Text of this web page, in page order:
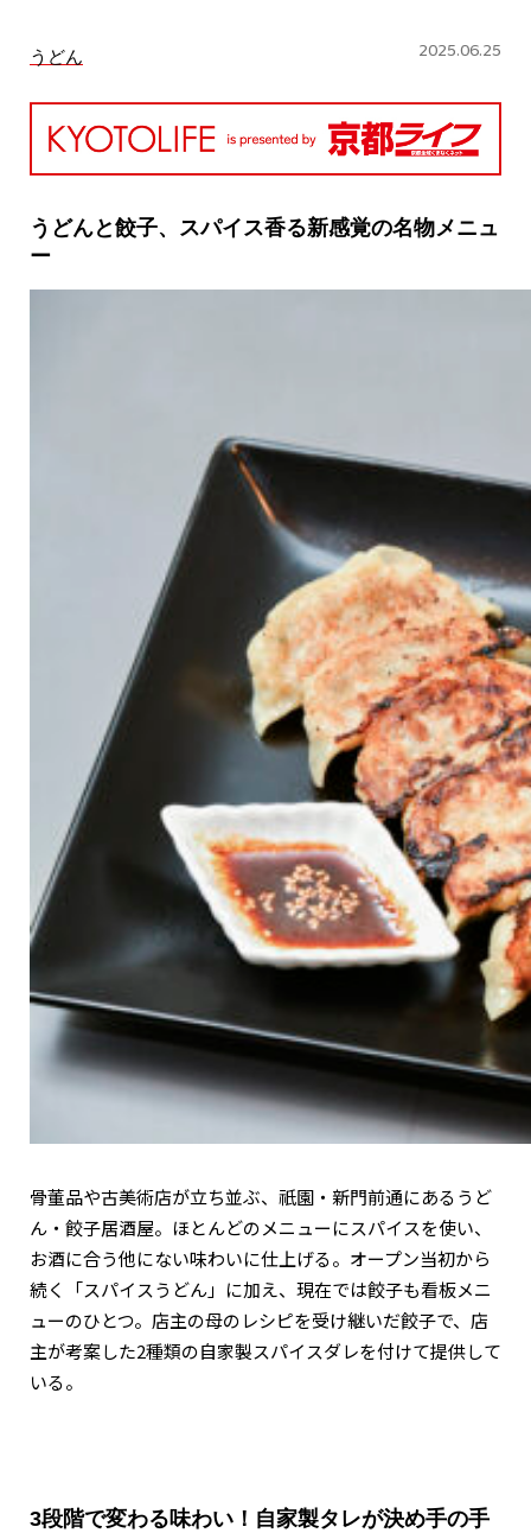
MAIN MENU
SERIES
私と店のはなし
今月の京みやげ
京都の書店
CULTURE
すべて
関西で開催。
おすすめの展覧会
おすすめの映画
誠光社で選びました。
おすすめの本
紹介します。
おすすめのイベント
うどん 2025.06.25
うどんと餃子、スパイス香る新感覚の名物メニュ
ー
骨董品や古美術店が立ち並ぶ、祇園・新門前通にあるうど
ん・餃子居酒屋。ほとんどのメニューにスパイスを使い、
お酒に合う他にない味わいに仕上げる。オープン当初から
続く「スパイスうどん」に加え、現在では餃子も看板メニ
ューのひとつ。店主の母のレシピを受け継いだ餃子で、店
主が考案した2種類の自家製スパイスダレを付けて提供して
いる。
3段階で変わる味わい！自家製タレが決め手の手